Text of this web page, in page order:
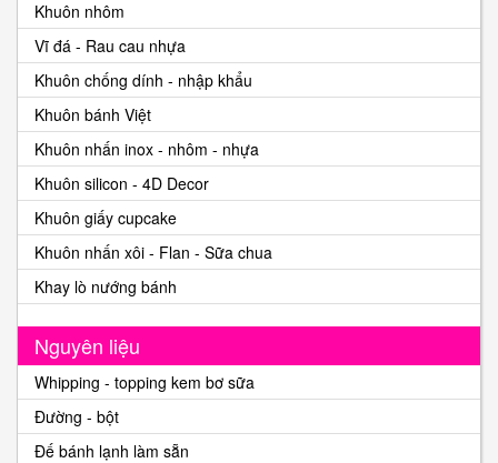
Khuôn nhôm
Vĩ đá - Rau cau nhựa
Khuôn chống dính - nhập khẩu
Khuôn bánh Việt
Khuôn nhấn inox - nhôm - nhựa
Khuôn silicon - 4D Decor
Khuôn giấy cupcake
Khuôn nhấn xôi - Flan - Sữa chua
Khay lò nướng bánh
Nguyên liệu
Whipping - topping kem bơ sữa
Đường - bột
Đế bánh lạnh làm sẵn